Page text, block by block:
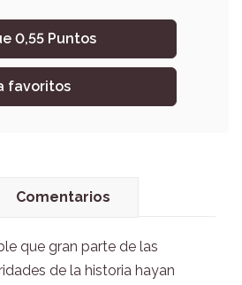
0,55 Puntos
favoritos
Comentarios
que gran parte de las
de la historia hayan